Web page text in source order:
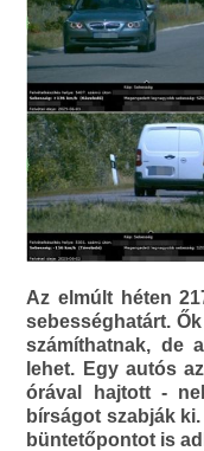
Az elmúlt héten
sebességhatárt.
számíthatnak, de
lehet. Egy autós
órával hajtott -
bírságot szabják
büntetőpontot is